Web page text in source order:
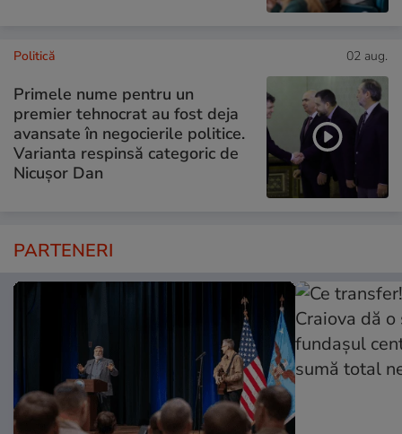
Politică 02 aug.
Primele nume pentru un
premier tehnocrat au fost deja
avansate în negocierile politice.
Varianta respinsă categoric de
Nicușor Dan
PARTENERI